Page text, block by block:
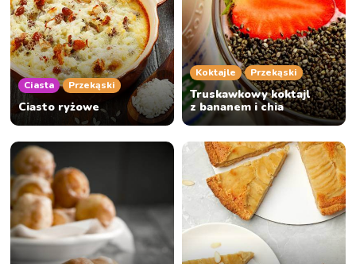
Ciasta Przekąski
Ciasto ryżowe
Koktajle Przekąski
Truskawkowy koktajl
z bananem i chia